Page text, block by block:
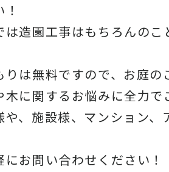
は造園工事はもちろんの
りは無料ですので、お庭
木に関するお悩みに全力で
や、施設様、マンション
にお問い合わせください！